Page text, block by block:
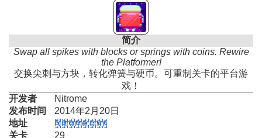
简介
Swap all spikes with blocks or springs with coins. Rewire
the Platformer!
交换尖刺与方块，转化弹簧与硬币。可重制关卡的平台游
戏！
开发者
Nitrome
发布时间
2014年2月20日
地址
Nitrome.com
关卡
29